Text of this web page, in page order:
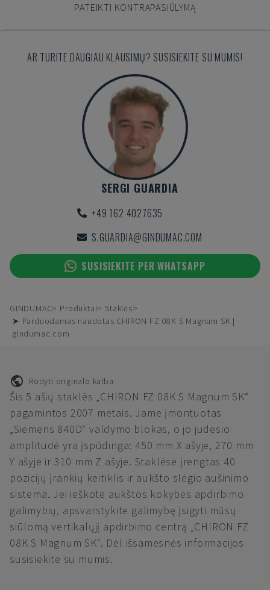
PATEIKTI KONTRAPASIŪLYMĄ
AR TURITE DAUGIAU KLAUSIMŲ? SUSISIEKITE SU MUMIS!
SERGI GUARDIA
+49 162 4027635
S.GUARDIA@GINDUMAC.COM
SUSISIEKITE PER WHATSAPP
GINDUMAC Produktai
Staklės
➤ Parduodamas naudotas CHIRON FZ 08K S Magnum SK |
gindumac.com
Rodyti originalo kalba
Šis 5 ašių staklės „CHIRON FZ 08K S Magnum SK“
pagamintos 2007 metais. Jame įmontuotas
„Siemens 840D“ valdymo blokas, o jo judesio
amplitudė yra įspūdinga: 450 mm X ašyje, 270 mm
Y ašyje ir 310 mm Z ašyje. Staklėse įrengtas 40
pozicijų įrankių keitiklis ir aukšto slėgio aušinimo
sistema. Jei ieškote aukštos kokybės apdirbimo
galimybių, apsvarstykite galimybę įsigyti mūsų
siūlomą vertikalųjį apdirbimo centrą „CHIRON FZ
08K S Magnum SK“. Dėl išsamesnės informacijos
susisiekite su mumis.